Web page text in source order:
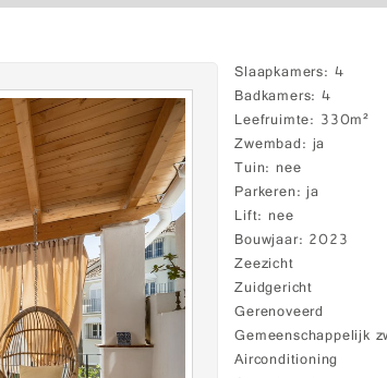
Slaapkamers 4
Badkamers 4
Leefruimte 330m²
Zwembad ja
Tuin nee
Parkeren ja
Lift nee
Bouwjaar 2023
Zeezicht
Zuidgericht
Gerenoveerd
Gemeenschappelijk
Airconditioning